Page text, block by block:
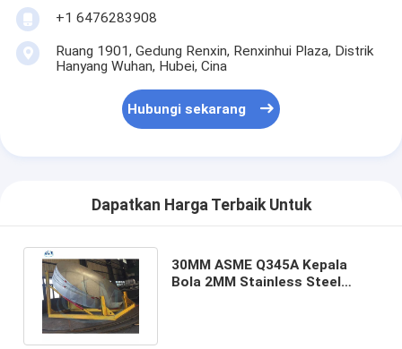
+1 6476283908
Ruang 1901, Gedung Renxin, Renxinhui Plaza, Distrik
Hanyang Wuhan, Hubei, Cina
Hubungi sekarang
Dapatkan Harga Terbaik Untuk
30MM ASME Q345A Kepala
Bola 2MM Stainless Steel